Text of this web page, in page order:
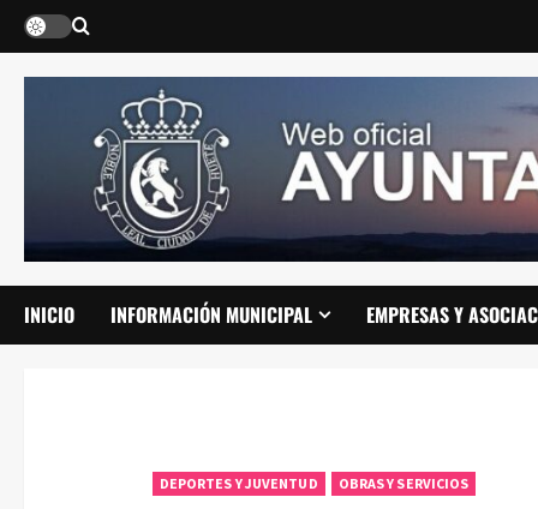
Saltar
contenido
INICIO INFORMACIÓN MUNICIPAL EMPRESAS Y
DEPORTES Y JUVENTUD OBRAS Y SERVICIOS